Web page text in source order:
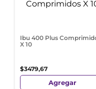
Ibu 400 Plus
X 10
$3479,67
Agregar